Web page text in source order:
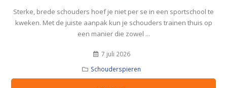
Sterke, brede schouders hoef je niet per se in een sportschool te
kweken. Met de juiste aanpak kun je schouders trainen thuis op
een manier die zowel ...
7 juli 2026
Schouderspieren